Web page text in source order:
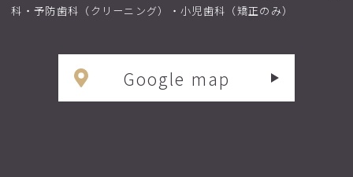
科・予防歯科（クリーニング）・小児歯科（矯正のみ）
Google map